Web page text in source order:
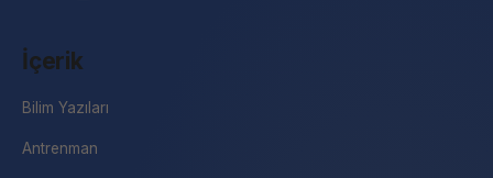
İçerik
Bilim Yazıları
Antrenman